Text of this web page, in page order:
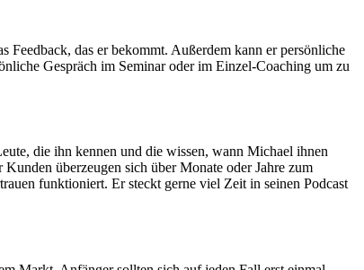
das er bekommt. Außerdem kann er persönliche
Gespräch im Seminar oder im Einzel-Coaching um zu
die ihn kennen und die wissen, wann Michael ihnen
überzeugen sich über Monate oder Jahre zum
funktioniert. Er steckt gerne viel Zeit in seinen Podcast